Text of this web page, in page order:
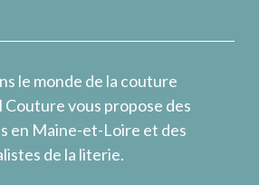
le monde de la couture
vous propose des
en Maine-et-Loire et des
de la literie.